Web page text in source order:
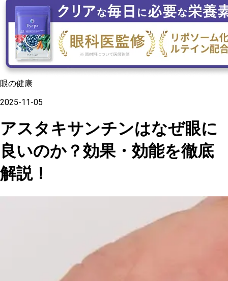
眼の健康
2025-11-05
アスタキサンチンはなぜ眼に
良いのか？効果・効能を徹底
解説！